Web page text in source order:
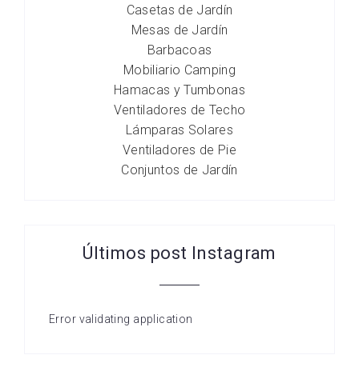
Casetas de Jardín
Mesas de Jardín
Barbacoas
Mobiliario Camping
Hamacas y Tumbonas
Ventiladores de Techo
Lámparas Solares
Ventiladores de Pie
Conjuntos de Jardín
Últimos post Instagram
Error validating application